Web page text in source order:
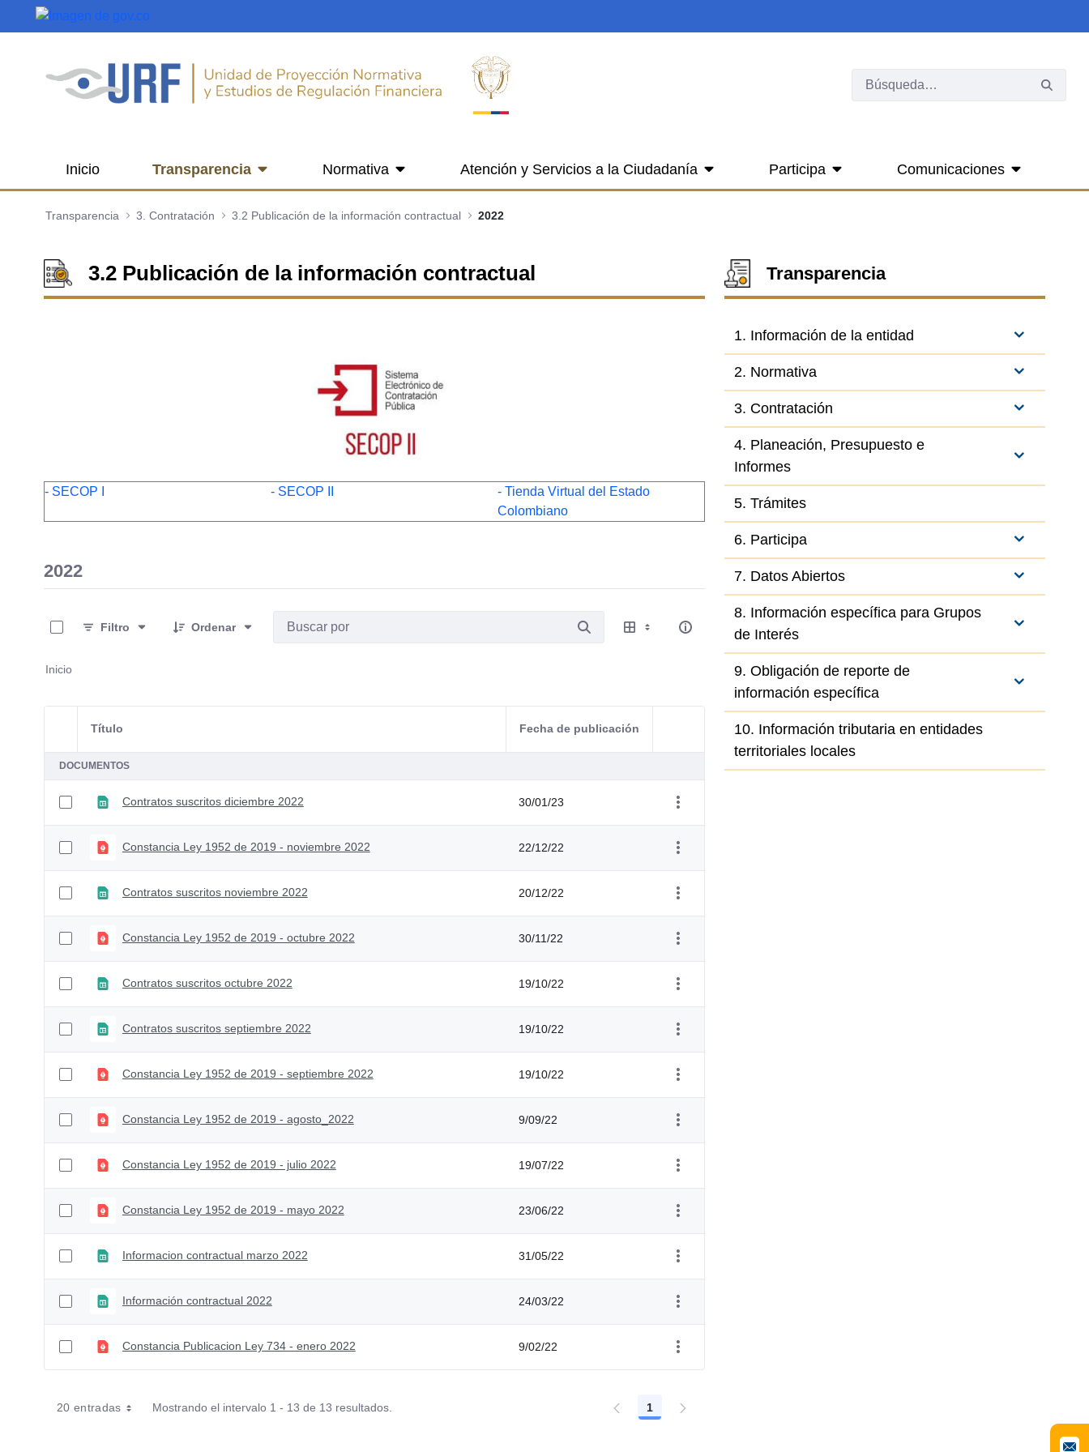
Saltar al contenido principal
Inicio Transparencia Normativa Atención y Servicios a la Ciudadanía Participa Comunicaciones
Transparencia 3. Contratación 3.2 Publicación de la información contractual 2022
3.2 Publicación de la información contractual
- SECOP I - SECOP II
- Tienda Virtual del Estado
Colombiano
2022
Filtro
Ordenar
Inicio
Selección del elemento
Título Fecha de publicación
Acciones del elemento
DOCUMENTOS
Contratos suscritos diciembre 2022 30/01/23
Constancia Ley 1952 de 2019 - noviembre 2022 22/12/22
Contratos suscritos noviembre 2022 20/12/22
Constancia Ley 1952 de 2019 - octubre 2022 30/11/22
Contratos suscritos octubre 2022 19/10/22
Contratos suscritos septiembre 2022 19/10/22
Constancia Ley 1952 de 2019 - septiembre 2022 19/10/22
Constancia Ley 1952 de 2019 - agosto_2022 9/09/22
Constancia Ley 1952 de 2019 - julio 2022 19/07/22
Constancia Ley 1952 de 2019 - mayo 2022 23/06/22
Informacion contractual marzo 2022 31/05/22
Información contractual 2022 24/03/22
Constancia Publicacion Ley 734 - enero 2022 9/02/22
20 entradas Mostrando el intervalo 1 - 13 de 13 resultados. Página
1
Transparencia
1. Información de la entidad
2. Normativa
3. Contratación
4. Planeación, Presupuesto e
Informes
5. Trámites
6. Participa
7. Datos Abiertos
8. Información específica para Grupos
de Interés
9. Obligación de reporte de
información específica
10. Información tributaria en entidades
territoriales locales